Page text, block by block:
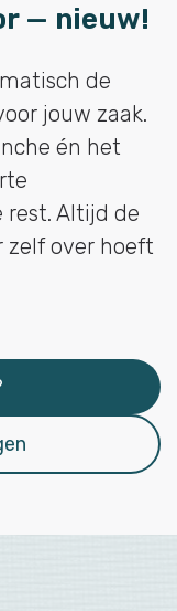
— nieuw!
de
jouw zaak.
én het
Altijd de
zelf over hoeft